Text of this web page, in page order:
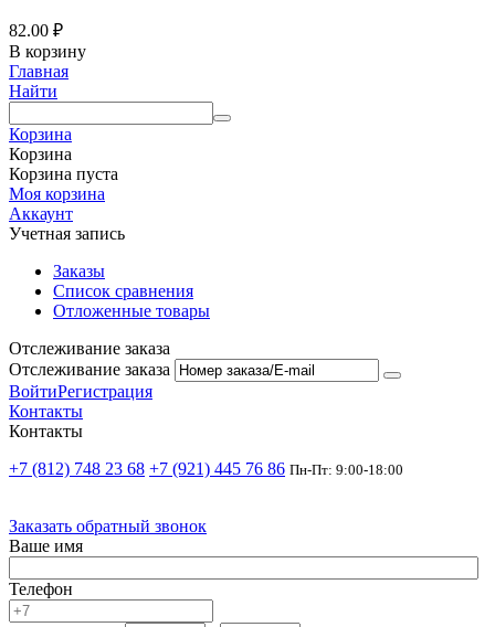
82.00 ₽
В корзину
Главная
Найти
Корзина
Корзина
Корзина пуста
Моя корзина
Аккаунт
Учетная запись
Заказы
Список сравнения
Отложенные товары
Отслеживание заказа
Отслеживание заказа
ВойтиРегистрация
Контакты
Контакты
+7 (812) 748 23 68 +7 (921) 445 76 86 Пн-Пт: 9:00-18:00
Заказать обратный звонок
Ваше имя
Телефон